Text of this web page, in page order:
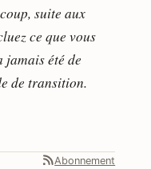
suite aux
ce que vous
jamais été de
de transition.
Abonnement